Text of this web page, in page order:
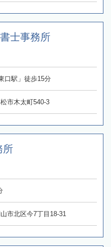
士事務所
口駅」徒歩15分
市木太町540-3
所
市北区今7丁目18-31